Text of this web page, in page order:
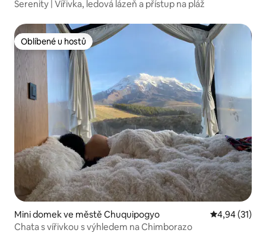
Serenity | Vířivka, ledová lázeň a přístup na pláž
Oblíbené u hostů
Oblíbené u hostů
Mini domek ve městě Chuquipogyo Průměrné
4,94 (31)
Chata s vířivkou s výhledem na Chimborazo